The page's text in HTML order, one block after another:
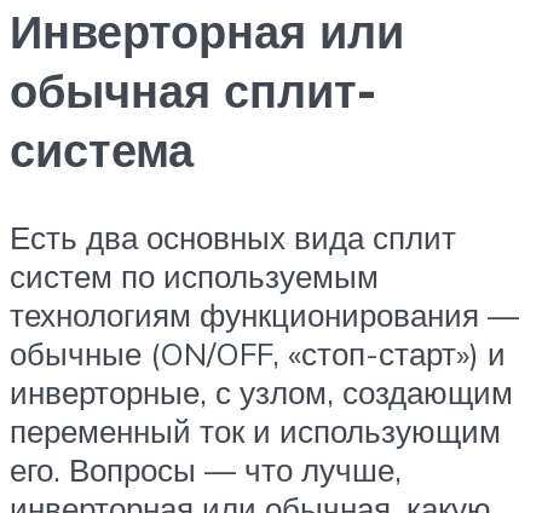
Инверторная или
обычная сплит-
система
Есть два основных вида сплит
систем по используемым
технологиям функционирования —
обычные (ON/OFF, «стоп-старт») и
инверторные, с узлом, создающим
переменный ток и использующим
его. Вопросы — что лучше,